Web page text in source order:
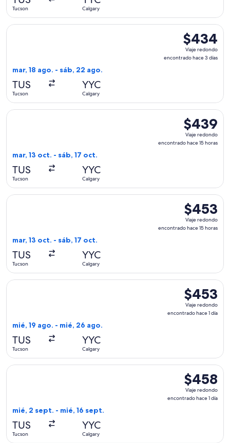
Tucson Calgary
$434
Viaje
redondo,
$434
Viaje redondo
encontrado hace 3 días
mar, 18 ago. - sáb, 22 ago.
TUS
Tucson
YYC
Calgary
Seleccionar vuelo de Delta, con salida el mar, 18 ago.
$439
Viaje
redondo,
$439
Viaje redondo
encontrado hace 15 horas
mar, 13 oct. - sáb, 17 oct.
TUS
Tucson
YYC
Calgary
Seleccionar vuelo de Alaska Airlines, con salida el mar, 13
$453
Viaje
redondo,
$453
Viaje redondo
encontrado hace 15 horas
mar, 13 oct. - sáb, 17 oct.
TUS
Tucson
YYC
Calgary
Seleccionar vuelo de Alaska Airlines, con salida el mar, 13
$453
Viaje
redondo,
$453
Viaje redondo
encontrado hace 1 día
mié, 19 ago. - mié, 26 ago.
TUS
Tucson
YYC
Calgary
Seleccionar vuelo de WestJet, con salida el mié, 19 ago.
$458
Viaje
redondo,
$458
Viaje redondo
encontrado hace 1 día
mié, 2 sept. - mié, 16 sept.
TUS
Tucson
YYC
Calgary
Seleccionar vuelo de United, con salida el mié, 2 sept.